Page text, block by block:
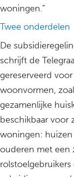
woningen.”
Twee onderdelen
De
schrijft de
gereserveerd
woonvormen,
gezamenlijke
beschikbaar voor
woningen: huizen
ouderen met een